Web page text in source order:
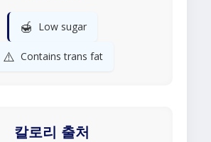
🍯 Low sugar
⚠️ Contains trans fat
칼로리 출처